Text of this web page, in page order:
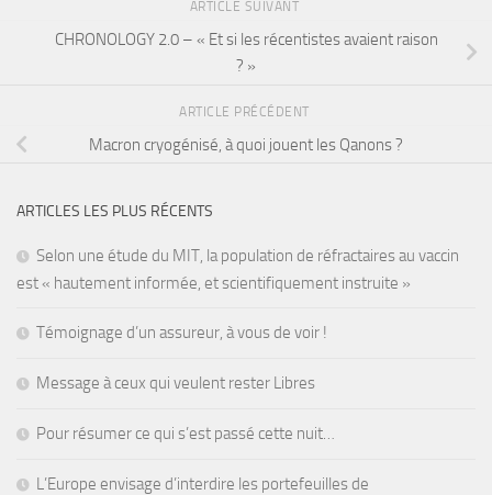
ARTICLE SUIVANT
CHRONOLOGY 2.0 – « Et si les récentistes avaient raison
? »
ARTICLE PRÉCÉDENT
Macron cryogénisé, à quoi jouent les Qanons ?
ARTICLES LES PLUS RÉCENTS
Selon une étude du MIT, la population de réfractaires au vaccin
est « hautement informée, et scientifiquement instruite »
Témoignage d’un assureur, à vous de voir !
Message à ceux qui veulent rester Libres
Pour résumer ce qui s’est passé cette nuit…
L’Europe envisage d’interdire les portefeuilles de